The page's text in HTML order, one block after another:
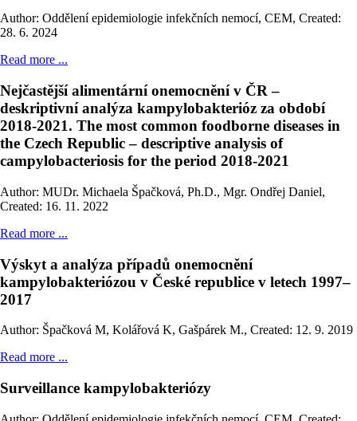
Author: Oddělení epidemiologie infekčních nemocí, CEM, Created:
28. 6. 2024
Read more ...
Nejčastější alimentární onemocnění v ČR –
deskriptivní analýza kampylobakterióz za období
2018-2021. The most common foodborne diseases in
the Czech Republic – descriptive analysis of
campylobacteriosis for the period 2018-2021
Author: MUDr. Michaela Špačková, Ph.D., Mgr. Ondřej Daniel,
Created: 16. 11. 2022
Read more ...
Výskyt a analýza případů onemocnění
kampylobakteriózou v České republice v letech 1997–
2017
Author: Špačková M, Kolářová K, Gašpárek M., Created: 12. 9. 2019
Read more ...
Surveillance kampylobakteriózy